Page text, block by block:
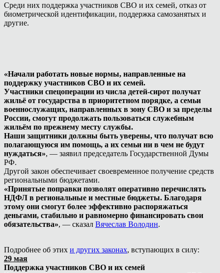
Среди них поддержка участников СВО и их семей, отказ от
биометрической идентификации, поддержка самозанятых и
другие.
«Начали работать новые нормы, направленные на
поддержку участников СВО и их семей.
Участники спецоперации из числа детей-сирот получат
жильё от государства в приоритетном порядке, а семьи
военнослужащих, направленных в зону СВО и за пределы
России, смогут продолжать пользоваться служебным
жильём по прежнему месту службы.
Наши защитники должны быть уверены, что получат всю
полагающуюся им помощь, а их семьи ни в чем не будут
нуждаться», — заявил председатель Государственной Думы
РФ.
Другой закон обеспечивает своевременное получение средств
региональными бюджетами.
«Принятые поправки позволят оперативно перечислять
НДФЛ в региональные и местные бюджеты. Благодаря
этому они смогут более эффективно распоряжаться
деньгами, стабильно и равномерно финансировать свои
обязательства», — сказал Вячеслав Володин.
Подробнее об этих и других законах, вступающих в силу:
29 мая
Поддержка участников СВО и их семей